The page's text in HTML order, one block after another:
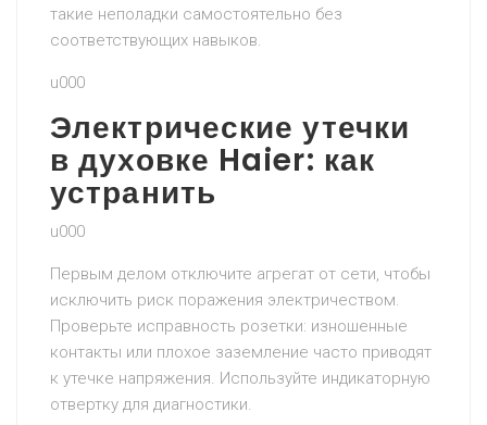
такие неполадки самостоятельно без
соответствующих навыков.
u000
Электрические утечки
в духовке Haier: как
устранить
u000
Первым делом отключите агрегат от сети, чтобы
исключить риск поражения электричеством.
Проверьте исправность розетки: изношенные
контакты или плохое заземление часто приводят
к утечке напряжения. Используйте индикаторную
отвертку для диагностики.